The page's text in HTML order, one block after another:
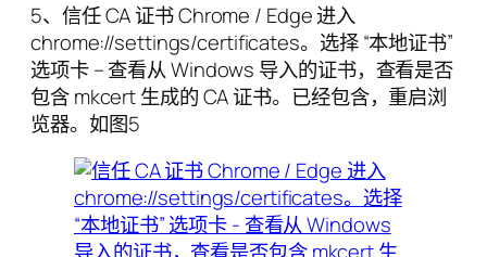
5、信任 CA 证书 Chrome / Edge 进入
chrome://settings/certificates。选择 “本地证书”
选项卡 – 查看从 Windows 导入的证书，查看是否
包含 mkcert 生成的 CA 证书。已经包含，重启浏
览器。如图5